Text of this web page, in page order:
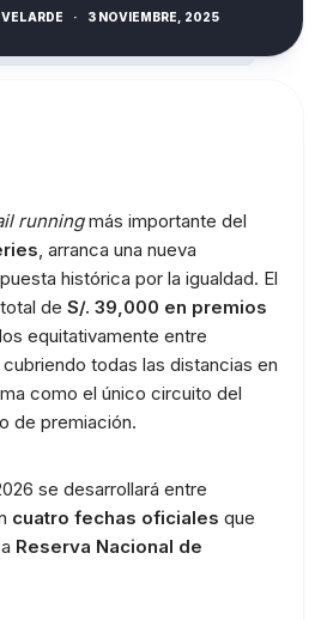
· 3 NOVIEMBRE, 2025
runningmás importante del
, arranca una nueva
histórica por la igualdad. El
de S/. 39,000 en premios
equitativamente entre
todas las distancias en
como el único circuito del
de premiación.
se desarrollará entre
cuatro fechas oficiales que
Reserva Nacional de